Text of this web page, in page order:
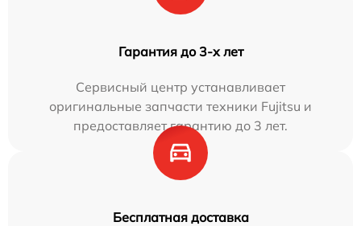
Гарантия до 3-х лет
Сервисный центр устанавливает
оригинальные запчасти техники Fujitsu и
предоставляет гарантию до 3 лет.
Бесплатная доставка